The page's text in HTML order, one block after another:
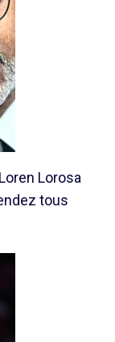
Lorosa
tous